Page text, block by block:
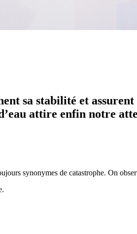
sa stabilité et
attire enfin notre
synonymes de catastrophe. On